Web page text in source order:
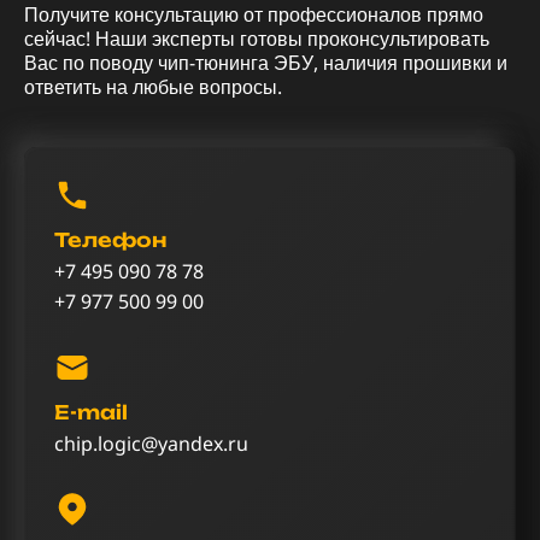
Получите консультацию от профессионалов прямо
сейчас! Наши эксперты готовы проконсультировать
Вас по поводу чип-тюнинга ЭБУ, наличия прошивки и
ответить на любые вопросы.
Телефон
+7 495 090 78 78
+7 977 500 99 00
E-mail
chip.logic@yandex.ru